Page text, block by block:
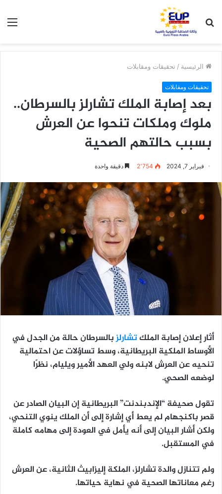
عن
الرئيسية / تحقيقات ومقابلات
تحقيقات ومقابلات
بعد إصابة الملك تشارلز بالسرطان..
ملوك وملكات تنحوا عن العرش
بسبب حالتهم الصحية
فبراير 7, 2024 2٬754 دقيقة واحدة
أثار إعلان إصابة الملكتشارلزبالسرطان حالة من الجدل في
الأوساط الملكية البريطانية، وسط تساؤلات عن احتمالية
تنحيه عن العرش لابنه ولي العهد الأمير ويليام، نظرًا
لوضعه الصحي.
تقول صحيفة “الإندبندنت” البريطانية إن البيان الصادر عن
قصر باكنجهام لم يعط أي إشارة إلى أن الملك ينوي التنحي،
ولكن أشار البيان إلى أنه يأمل في العودة إلى مهامه كاملة
في المستقبل.
ولم تتنازل والدة تشارلز، الملكة إليزابيث الثانية، عن العرش
رغم معاناتها الصحية في نهاية حياتها.